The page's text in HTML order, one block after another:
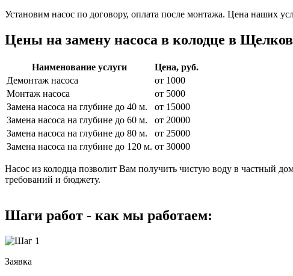
Установим насос по договору, оплата после монтажа. Цена наших
Цены на замену насоса в колодце в
Наименование услуги
Цена, руб.
Демонтаж насоса
от 1000
Монтаж насоса
от 5000
Замена насоса на глубине до 40 м.
от 15000
Замена насоса на глубине до 60 м.
от 20000
Замена насоса на глубине до 80 м.
от 25000
Замена насоса на глубине до 120 м. от 30000
Насос из колодца позволит Вам получить чистую воду в частный
требований и бюджету.
Шаги работ - как мы работаем:
Заявка